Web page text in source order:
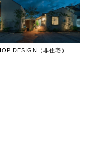
DESIGN（非住宅）